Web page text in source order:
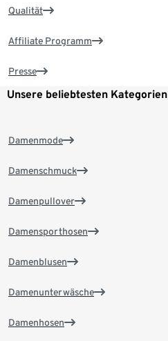
Qualität
Affiliate Programm
Presse
Unsere beliebtesten Kategorien
Damenmode
Damenschmuck
Damenpullover
Damensporthosen
Damenblusen
Damenunterwäsche
Damenhosen